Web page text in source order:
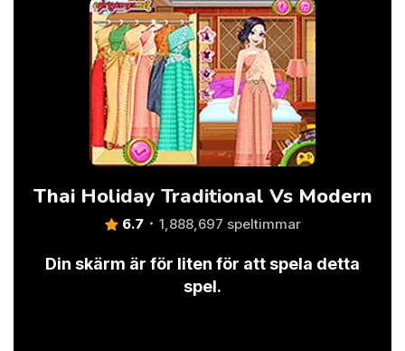
Thai Holiday Traditional Vs Modern
6.7 1,888,697 speltimmar
Din skärm är för liten för att spela detta
spel.